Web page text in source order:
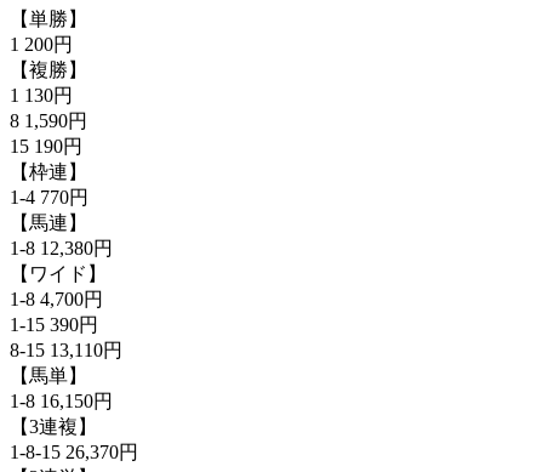
【単勝】
1 200円
【複勝】
1 130円
8 1,590円
15 190円
【枠連】
1-4 770円
【馬連】
1-8 12,380円
【ワイド】
1-8 4,700円
1-15 390円
8-15 13,110円
【馬単】
1-8 16,150円
【3連複】
1-8-15 26,370円